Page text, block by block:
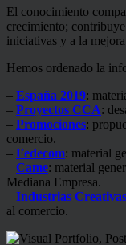
El conocimiento
crecimiento;
iniciativas y a la
Hemos ordenado la
– España 2019:
– Proyectos CCA:
– Promociones:
comercio.
– Fedecom: material
– Came: material
Mediana Empresa.
– Industrias Creativas
al comercio.